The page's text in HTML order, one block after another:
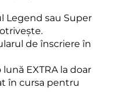
Legend sau Super
de înscriere în
EXTRA la doar
în cursa pentru